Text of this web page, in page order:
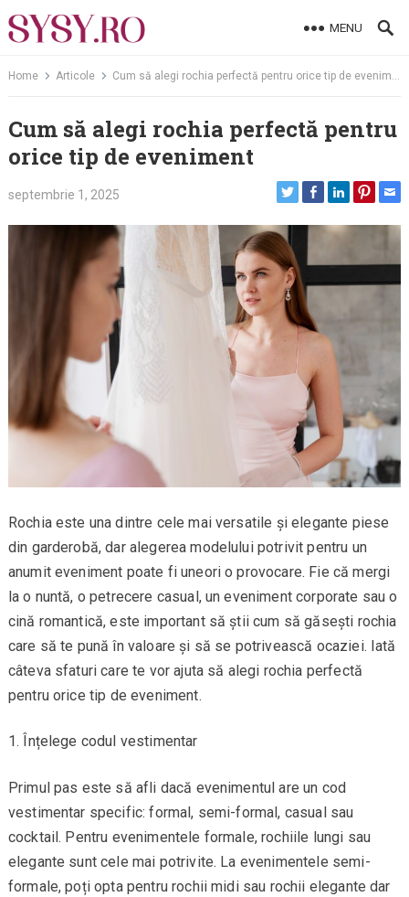
to
MENU
Home Articole Cum să alegi rochia perfectă pentru orice tip de eveniment
Cum să alegi rochia perfectă pentru
orice tip de eveniment
septembrie 1, 2025
Rochia este una dintre cele mai versatile și elegante piese
din garderobă, dar alegerea modelului potrivit pentru un
anumit eveniment poate fi uneori o provocare. Fie că mergi
la o nuntă, o petrecere casual, un eveniment corporate sau o
cină romantică, este important să știi cum să găsești rochia
care să te pună în valoare și să se potrivească ocaziei. Iată
câteva sfaturi care te vor ajuta să alegi rochia perfectă
pentru orice tip de eveniment.
Înțelege codul vestimentar
Primul pas este să afli dacă evenimentul are un cod
vestimentar specific: formal, semi-formal, casual sau
cocktail. Pentru evenimentele formale, rochiile lungi sau
elegante sunt cele mai potrivite. La evenimentele semi-
formale, poți opta pentru rochii midi sau rochii elegante dar